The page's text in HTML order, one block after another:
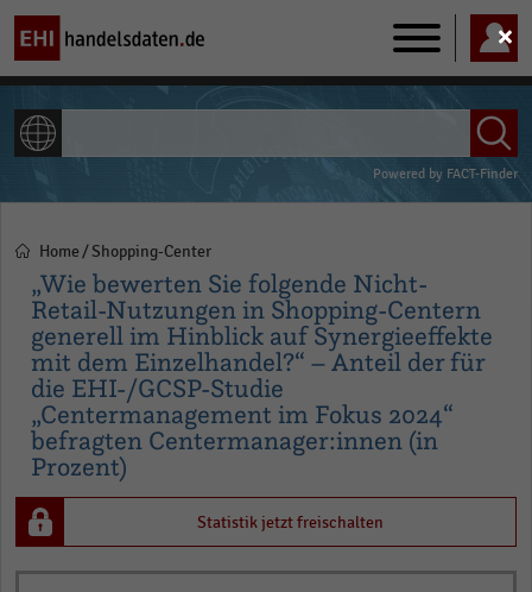
Main
navigation
Powered by FACT-Finder
Pfadnavigation
Home Shopping-Center
„Wie bewerten Sie folgende Nicht-
Retail-Nutzungen in Shopping-Centern
generell im Hinblick auf Synergieeffekte
mit dem Einzelhandel?“ – Anteil der für
die EHI-/GCSP-Studie
„Centermanagement im Fokus 2024“
befragten Centermanager:innen (in
Prozent)
Statistik jetzt freischalten